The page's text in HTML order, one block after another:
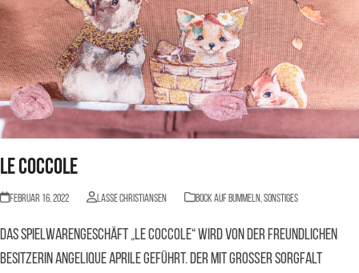
Le Coccole
Februar 16, 2022 Lasse Christiansen BOCK AUF BUMMELN,Sonstiges
Das Spielwarengeschäft „Le Coccole“ wird von der freundlichen
Besitzerin Angelique Aprile geführt. Der mit großer Sorgfalt